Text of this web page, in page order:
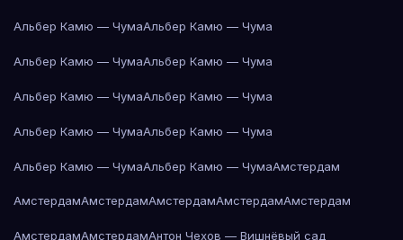
Альбер Камю — ЧумаАльбер Камю — Чума
Альбер Камю — ЧумаАльбер Камю — Чума
Альбер Камю — ЧумаАльбер Камю — Чума
Альбер Камю — ЧумаАльбер Камю — Чума
Альбер Камю — ЧумаАльбер Камю — ЧумаАмстердам
АмстердамАмстердамАмстердамАмстердамАмстердам
АмстердамАмстердамАнтон Чехов — Вишнёвый сад